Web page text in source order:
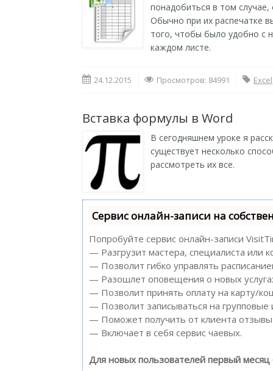
понадобиться в том
Обычно при их распечатке
того, чтобы было удобно с
каждом листе.
24.12.2015 Просмотров: 84991 Excel
Вставка формулы в Word
В сегодняшнем уроке я
существует несколько
рассмотреть их все.
Сервис онлайн-записи на
Попробуйте сервис онлайн-записи
— Разгрузит мастера, специалиста или
— Позволит гибко управлять
— Разошлет оповещения о новых
— Позволит принять оплату на карту/
— Позволит записываться на
— Поможет получить от клиента отзывы
— Включает в себя сервис чаевых.
Для новых пользователей первый месяц